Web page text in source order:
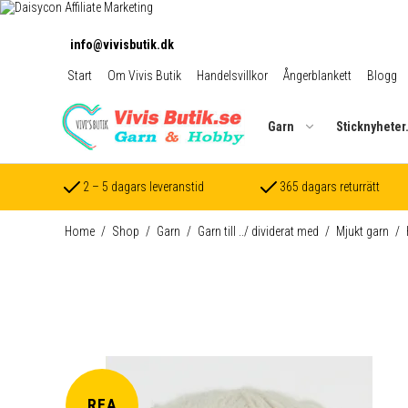
info@vivisbutik.dk
Start Om Vivis Butik Handelsvillkor Ångerblankett Blogg
Garn
2 – 5 dagars leveranstid 365 dagars returrätt
Home / Shop / Garn / Garn till ../ dividerat med / Mjukt garn /